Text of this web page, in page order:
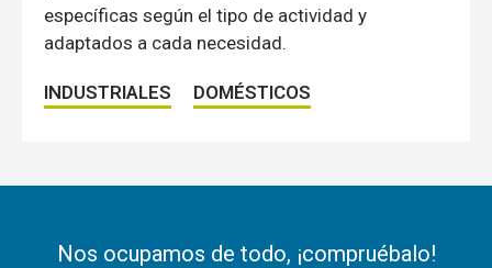
específicas según el tipo de actividad y
adaptados a cada necesidad.
INDUSTRIALES DOMÉSTICOS
Nos ocupamos de todo, ¡compruébalo!